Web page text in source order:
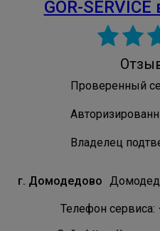
GOR-
Проверенный
Владелец
г. Домодедово
Телефон сервиса: